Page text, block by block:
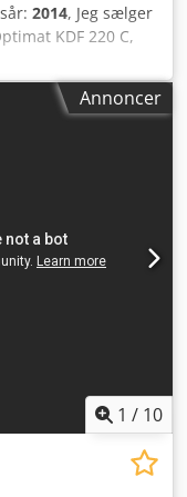
2014, Jeg sælger
KDF 220 C,
manuelt
- Kantlimning
8-50 mm
10
4150 mm
Annoncer
1 / 10